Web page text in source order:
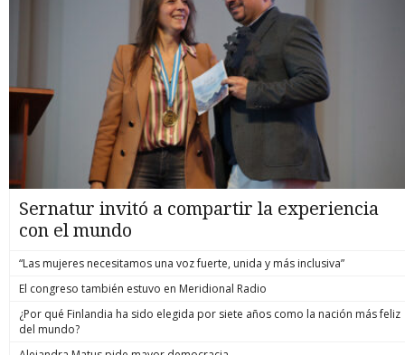
Sernatur invitó a compartir la experiencia
con el mundo
“Las mujeres necesitamos una voz fuerte, unida y más inclusiva”
El congreso también estuvo en Meridional Radio
¿Por qué Finlandia ha sido elegida por siete años como la nación más feliz
del mundo?